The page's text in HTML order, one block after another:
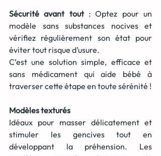
Sécurité avant tout : Optez pour un
modèle sans substances nocives et
vérifiez régulièrement son état pour
éviter tout risque d’usure.
C’est une solution simple, efficace et
sans médicament qui aide bébé à
traverser cette étape en toute sérénité !
Modèles texturés
Idéaux pour masser délicatement et
stimuler les gencives tout en
développant la préhension. Les